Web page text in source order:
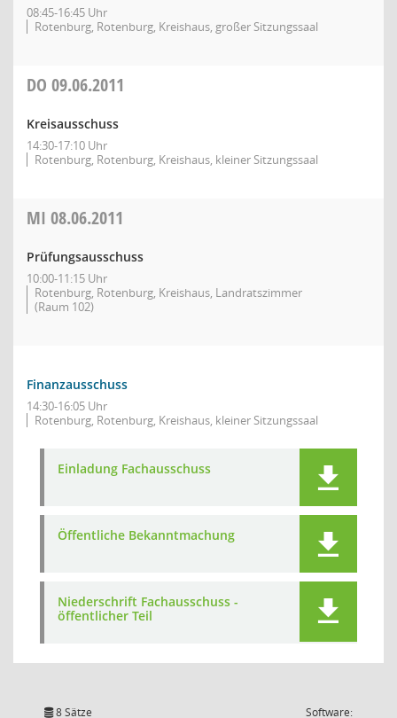
08:45-16:45 Uhr
Rotenburg, Rotenburg, Kreishaus, großer Sitzungssaal
DO 09.06.2011
Kreisausschuss
14:30-17:10 Uhr
Rotenburg, Rotenburg, Kreishaus, kleiner Sitzungssaal
MI 08.06.2011
Prüfungsausschuss
10:00-11:15 Uhr
Rotenburg, Rotenburg, Kreishaus, Landratszimmer
(Raum 102)
Finanzausschuss
14:30-16:05 Uhr
Rotenburg, Rotenburg, Kreishaus, kleiner Sitzungssaal
Einladung Fachausschuss
Öffentliche Bekanntmachung
Niederschrift Fachausschuss -
öffentlicher Teil
8 Sätze Software: